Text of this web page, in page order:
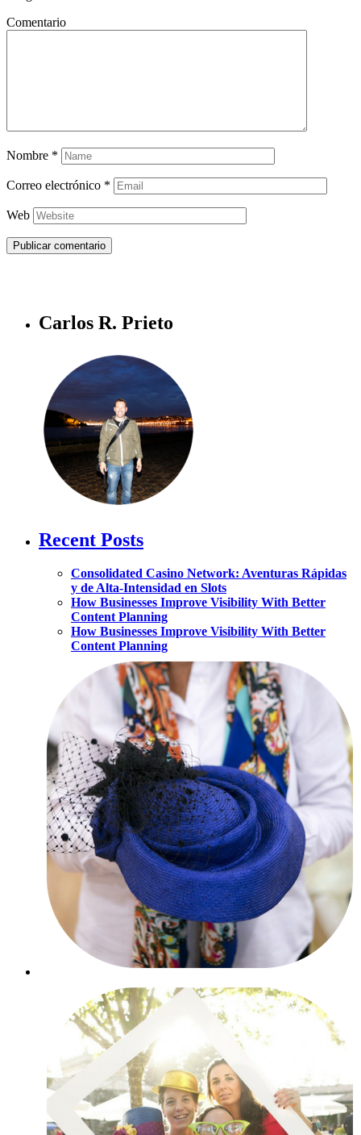
Comentario
Nombre *
Correo electrónico *
Web
Carlos R. Prieto
Recent Posts
Consolidated Casino Network: Aventuras Rápidas
y de Alta‑Intensidad en Slots
How Businesses Improve Visibility With Better
Content Planning
How Businesses Improve Visibility With Better
Content Planning